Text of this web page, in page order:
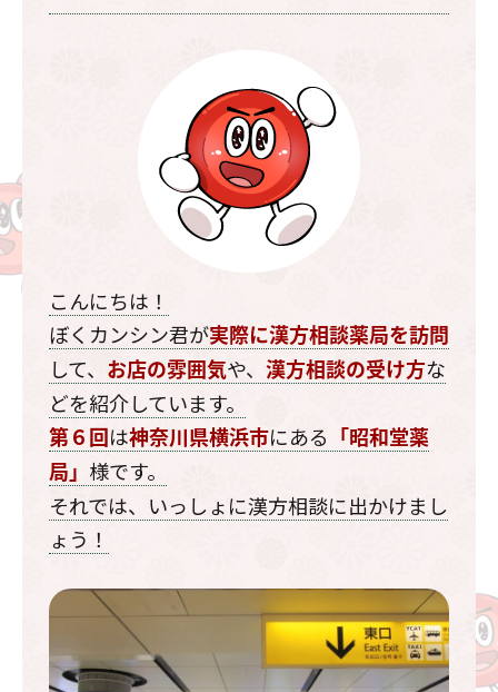
こんにちは！
ぼくカンシン君が実際に漢方相談薬局を訪問
して、 お店の雰囲気や、 漢方相談の受け方な
どを紹介しています。
第６回は神奈川県横浜市にある 「昭和堂薬
局」 様です。
それでは、いっしょに漢方相談に出かけまし
ょう！